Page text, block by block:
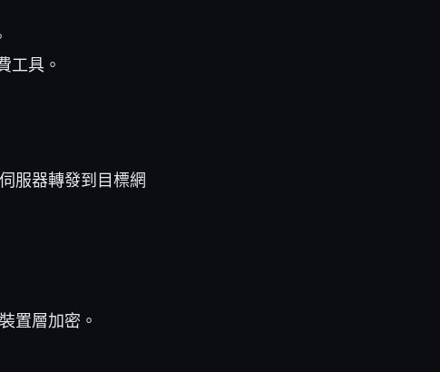
工具。
服器轉發到目標網
置層加密。